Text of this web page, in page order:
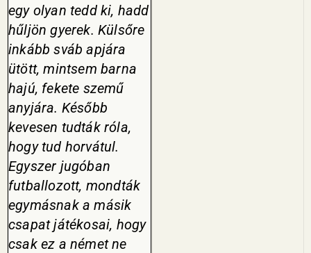
egy olyan tedd ki, hadd
hűljön gyerek. Külsőre
inkább sváb apjára
ütött, mintsem barna
hajú, fekete szemű
anyjára. Később
kevesen tudták róla,
hogy tud horvátul.
Egyszer jugóban
futballozott, mondták
egymásnak a másik
csapat játéko­sai, hogy
csak ez a német ne